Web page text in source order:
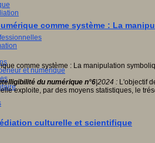
et numérique
comme système : La
du numérique n°6 |2024 : L'objectif
exploite, par des moyens statistiques, le
culturelle et scientifique